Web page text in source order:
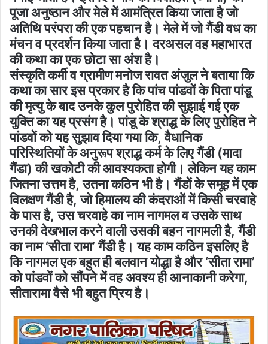
पूजा अनुष्ठान और मेले में आमंत्रित किया जाता है जो
अतिथि परंपरा की एक पहचान है। मेले में जो गैंडी वध का
मंचन व प्रदर्शन किया जाता है। दरअसल वह महाभारत
की कथा का एक छोटा सा अंश है।
संस्कृति कर्मी व ग्रामीण मनोज रावत अंजुल ने बताया कि
कथा का सार इस प्रकार है कि पांच पांडवों के पिता पांडू
की मृत्यु के बाद उनके कुल पुरोहित की सुझाई गई एक
युक्ति का यह प्रसंग है। पांडू के श्राद्ध के लिए पुरोहित ने
पांडवों को यह सुझाव दिया गया कि, वैधानिक
परिस्थितियों के अनुरूप श्राद्ध कर्म के लिए गैंडी (मादा
गैंडा) की खकोटी की आवश्यकता होगी। लेकिन यह काम
जितना उत्तम है, उतना कठिन भी है। गैंडों के समूह में एक
विलक्षण गैंडी है, जो हिमालय की कंदराओं में किसी चरवाहे
के पास है, उस चरवाहे का नाम नागमल व उसके साथ
उनकी देखभाल करने वाली उसकी बहन नागमली है, गैंडी
का नाम ‘सीता रामा’ गैंडी है। यह काम कठिन इसलिए है
कि नागमल एक बहुत ही बलवान योद्धा है और ‘सीता रामा’
को पांडवों को सौंपने में वह अवश्य ही आनाकानी करेगा,
सीतारामा वैसे भी बहुत प्रिय है।